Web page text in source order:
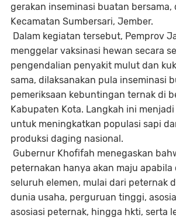
gerakan inseminasi buatan bersama,
Kecamatan Sumbersari, Jember.
Dalam kegiatan tersebut, Pemprov
menggelar vaksinasi hewan secara
pengendalian penyakit mulut dan
sama, dilaksanakan pula inseminasi
pemeriksaan kebuntingan ternak di
Kabupaten Kota. Langkah ini
untuk meningkatkan populasi sapi
produksi daging nasional.
Gubernur Khofifah menegaskan
peternakan hanya akan maju
seluruh elemen, mulai dari peternak
dunia usaha, perguruan tinggi,
asosiasi peternak, hingga hkti, serta